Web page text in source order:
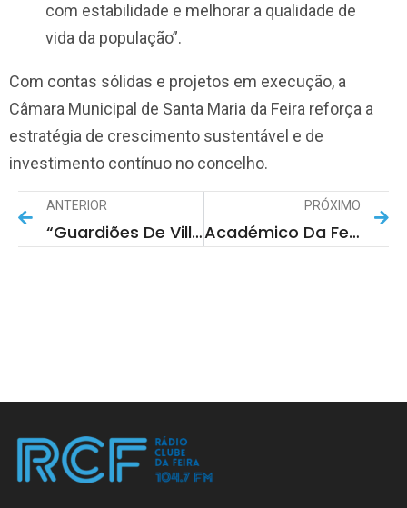
com estabilidade e melhorar a qualidade de
vida da população”.
Com contas sólidas e projetos em execução, a
Câmara Municipal de Santa Maria da Feira reforça a
estratégia de crescimento sustentável e de
investimento contínuo no concelho.
ANTERIOR
“Guardiões De Villa Da Feira” Leva 80 Jovens Ao Palco Na Viagem Medieval.
PRÓXIMO
Académico Da Feira Goleou O Paço De Rei